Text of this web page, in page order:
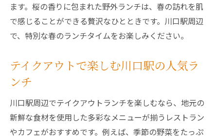
ます。桜の香りに包まれた野外ランチは、春の訪れを肌
で感じることができる贅沢なひとときです。川口駅周辺
で、特別な春のランチタイムをお楽しみください。
テイクアウトで楽しむ川口駅の人気ラ
ンチ
川口駅周辺でテイクアウトランチを楽しむなら、地元の
新鮮な食材を使用した多彩なメニューが揃うレストラン
やカフェがおすすめです。例えば、季節の野菜をたっぷ